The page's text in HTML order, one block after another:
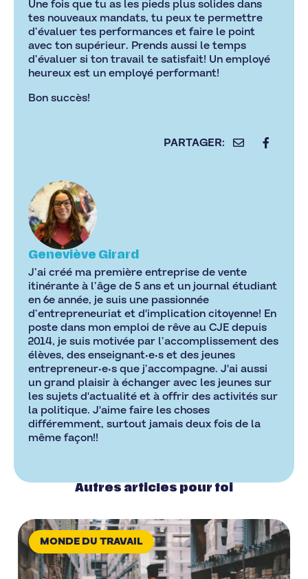
Une fois que tu as les pieds plus solides dans
tes nouveaux mandats, tu peux te permettre
d’évaluer tes performances et faire le point
avec ton supérieur. Prends aussi le temps
d’évaluer si ton travail te satisfait! Un employé
heureux est un employé performant!
Bon succès!
Geneviève Girard
J’ai créé ma première entreprise de vente
itinérante à l’âge de 5 ans et un journal étudiant
en 6e année, je suis une passionnée
d’entrepreneuriat et d'implication citoyenne! En
poste dans mon emploi de rêve au CJE depuis
2014, je suis motivée par l’accomplissement des
élèves, des enseignant•e•s et des jeunes
entrepreneur•e•s que j’accompagne. J'ai aussi
un grand plaisir à échanger avec les jeunes sur
les sujets d'actualité et à offrir des activités sur
la politique. J'aime faire les choses
différemment, surtout jamais deux fois de la
même façon!!
Autres articles pour toi
MONDE DU TRAVAIL